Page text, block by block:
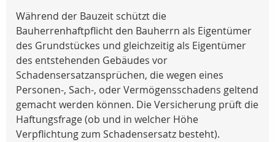
Während der Bauzeit schützt die
Bauherrenhaftpflicht den Bauherrn als Eigentümer
des Grundstückes und gleichzeitig als Eigentümer
des entstehenden Gebäudes vor
Schadensersatzansprüchen, die wegen eines
Personen-, Sach-, oder Vermögensschadens geltend
gemacht werden können. Die Versicherung prüft die
Haftungsfrage (ob und in welcher Höhe
Verpflichtung zum Schadensersatz besteht).